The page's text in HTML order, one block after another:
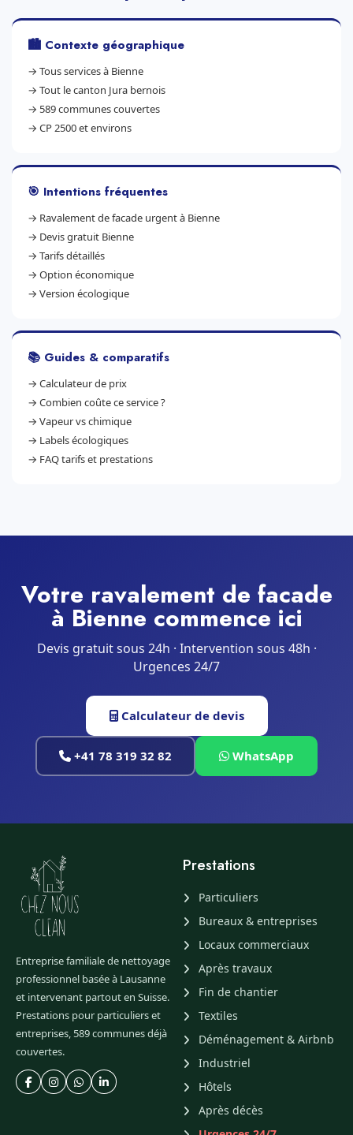
🏙️ Contexte géographique
→ Tous services à Bienne
→ Tout le canton Jura bernois
→ 589 communes couvertes
→ CP 2500 et environs
🎯 Intentions fréquentes
→ Ravalement de facade urgent à Bienne
→ Devis gratuit Bienne
→ Tarifs détaillés
→ Option économique
→ Version écologique
📚 Guides & comparatifs
→ Calculateur de prix
→ Combien coûte ce service ?
→ Vapeur vs chimique
→ Labels écologiques
→ FAQ tarifs et prestations
Votre ravalement de facade
à Bienne commence ici
Devis gratuit sous 24h · Intervention sous 48h ·
Urgences 24/7
Calculateur de devis
+41 78 319 32 82 WhatsApp
Entreprise familiale de nettoyage
professionnel basée à Lausanne
et intervenant partout en Suisse.
Prestations pour particuliers et
entreprises, 589 communes déjà
couvertes.
Prestations
Particuliers
Bureaux & entreprises
Locaux commerciaux
Après travaux
Fin de chantier
Textiles
Déménagement & Airbnb
Industriel
Hôtels
Après décès